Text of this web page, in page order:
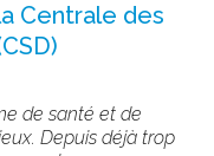
Centrale des
de santé et de
Depuis déjà trop